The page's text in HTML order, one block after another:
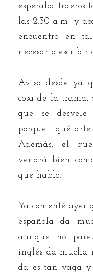
esperaba traeros
las 2:30 a.m. y
encuentro en
necesario escribir
Aviso desde ya
cosa de la
que se
porque... qué
Además, el
vendrá bien
que hablo.
Ya comenté ayer
española da
aunque no
inglés da mucha
da es tan vaga